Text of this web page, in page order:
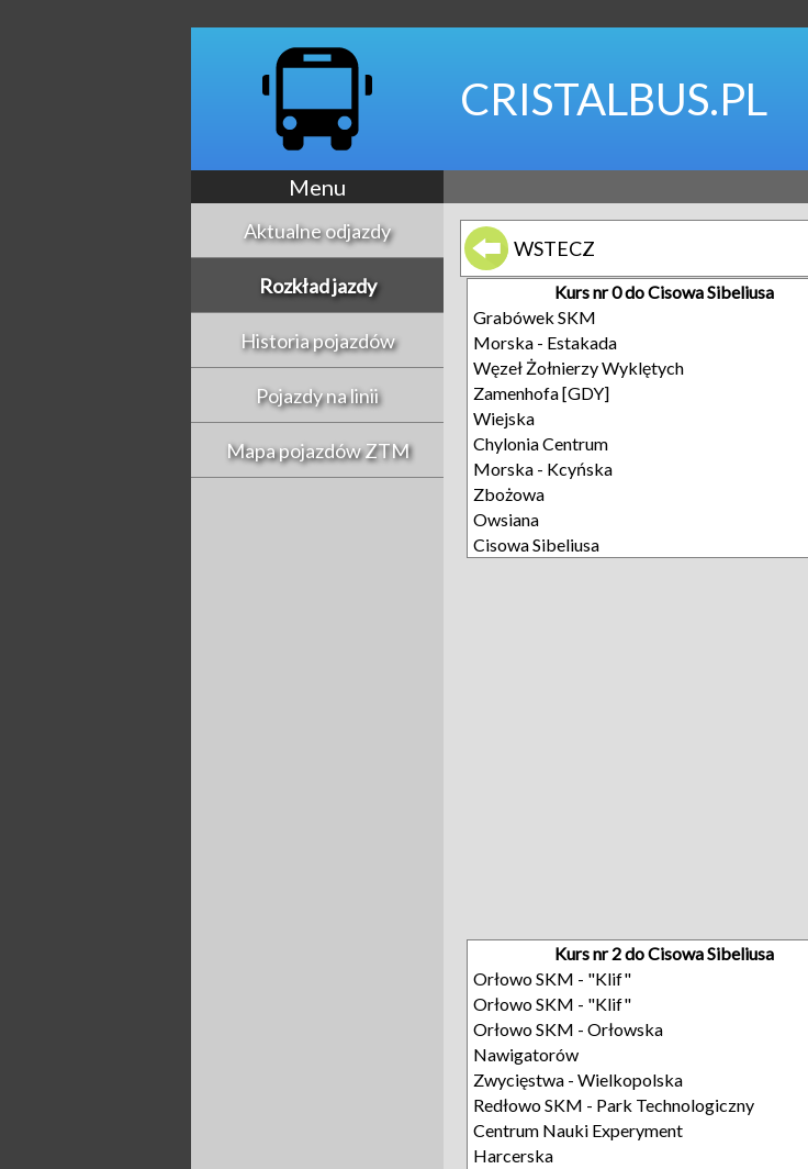
CRISTALBUS.PL
Menu
Aktualne odjazdy
Rozkład jazdy
Historia pojazdów
Pojazdy na linii
Mapa pojazdów ZTM
WSTECZ
Kurs nr 0 do Cisowa Sibeliusa
Grabówek SKM
Morska - Estakada
Węzeł Żołnierzy Wyklętych
Zamenhofa [GDY]
Wiejska
Chylonia Centrum
Morska - Kcyńska
Zbożowa
Owsiana
Cisowa Sibeliusa
Kurs nr 2 do Cisowa Sibeliusa
Orłowo SKM - "Klif"
Orłowo SKM - "Klif"
Orłowo SKM - Orłowska
Nawigatorów
Zwycięstwa - Wielkopolska
Redłowo SKM - Park Technologiczny
Centrum Nauki Experyment
Harcerska